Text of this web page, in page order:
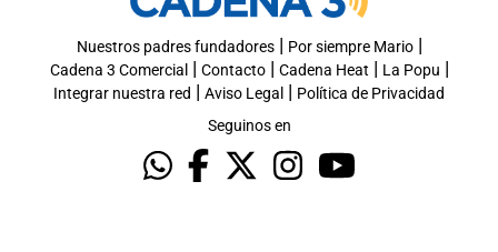
Nuestros padres fundadores| Por siempre Mario|
Cadena 3 Comercial | Contacto| Cadena Heat | La Popu |
Integrar nuestra red | Aviso Legal | Política de Privacidad
Seguinos en